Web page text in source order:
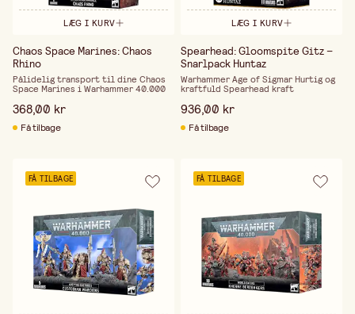
LÆG I KURV
Chaos Space Marines: Chaos
Rhino
Pålidelig transport til dine Chaos
Space Marines i Warhammer 40.000
368,00 kr
Få tilbage
LÆG I KURV
Spearhead: Gloomspite Gitz –
Snarlpack Huntaz
Warhammer Age of Sigmar Hurtig og
kraftfuld Spearhead kraft
936,00 kr
Få tilbage
FÅ TILBAGE FÅ TILBAGE